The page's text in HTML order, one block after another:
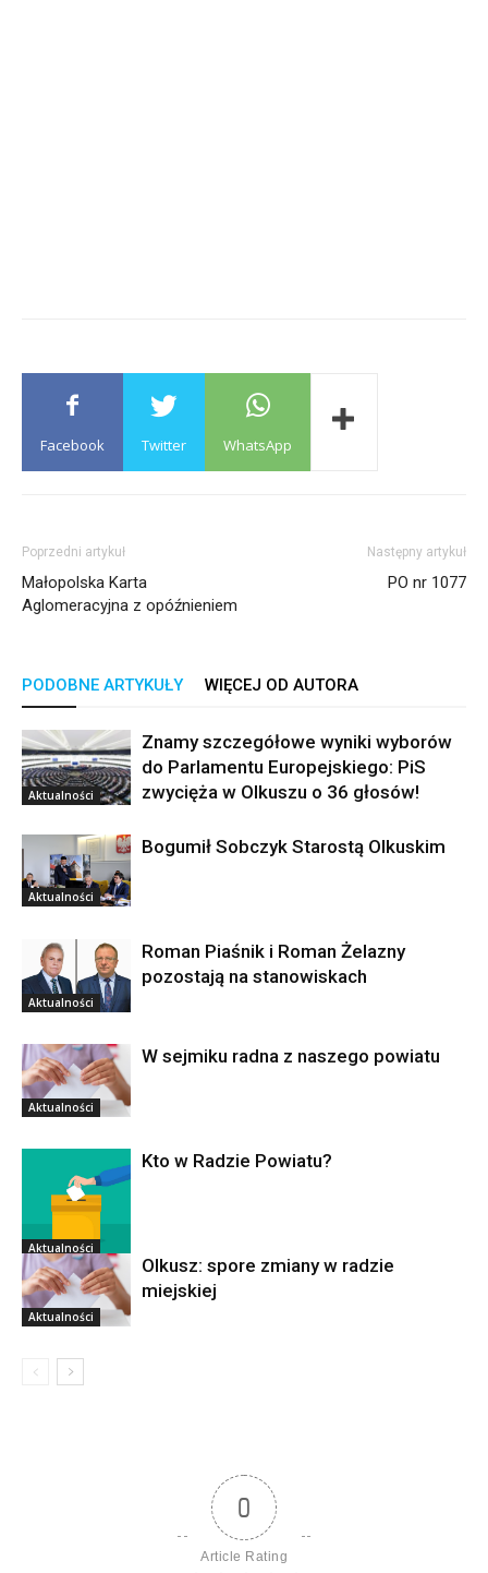
Facebook Twitter WhatsApp
Poprzedni artykuł
Małopolska Karta
Aglomeracyjna z opóźnieniem
Następny artykuł
PO nr 1077
PODOBNE ARTYKUŁY WIĘCEJ OD AUTORA
Aktualności
Znamy szczegółowe wyniki wyborów
do Parlamentu Europejskiego: PiS
zwycięża w Olkuszu o 36 głosów!
Aktualności
Bogumił Sobczyk Starostą Olkuskim
Aktualności
Roman Piaśnik i Roman Żelazny
pozostają na stanowiskach
Aktualności
W sejmiku radna z naszego powiatu
Aktualności
Kto w Radzie Powiatu?
Aktualności
Olkusz: spore zmiany w radzie
miejskiej
0
Article Rating